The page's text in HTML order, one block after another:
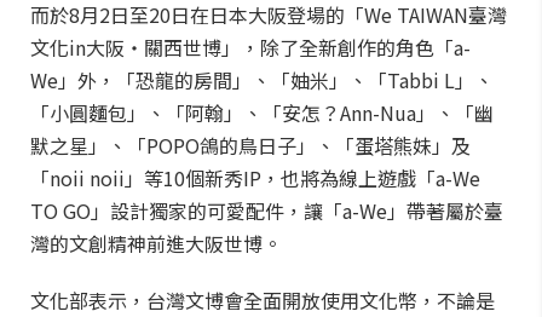
而於8月2日至20日在日本大阪登場的「We TAIWAN臺灣
文化in大阪・關西世博」，除了全新創作的角色「a-
We」外，「恐龍的房間」、「妯米」、「Tabbi L」、
「小圓麵包」、「阿翰」、「安怎？Ann-Nua」、「幽
默之星」、「POPO鴿的鳥日子」、「蛋塔熊妹」及
「noii noii」等10個新秀IP，也將為線上遊戲「a-We
TO GO」設計獨家的可愛配件，讓「a-We」帶著屬於臺
灣的文創精神前進大阪世博。
文化部表示，台灣文博會全面開放使用文化幣，不論是